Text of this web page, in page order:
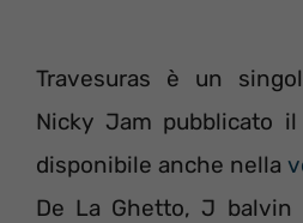
Travesuras è un
Nicky Jam pubblicato
disponibile anche nella
De La Ghetto, J balvin